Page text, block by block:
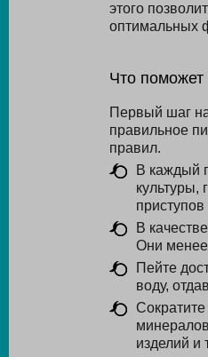
этого
оптимальных
Что поможет
Первый шаг
правильное
правил.
В каждый
культуры,
приступов
В
Они менее
Пейте
воду,
изделий и